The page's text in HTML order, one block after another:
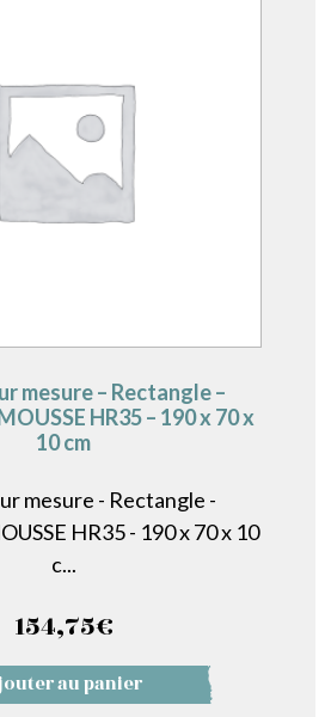
mesure – Rectangle –
HR35 – 190 x 70 x
10 cm
mesure - Rectangle -
HR35 - 190 x 70 x 10
c...
154,75€
au panier